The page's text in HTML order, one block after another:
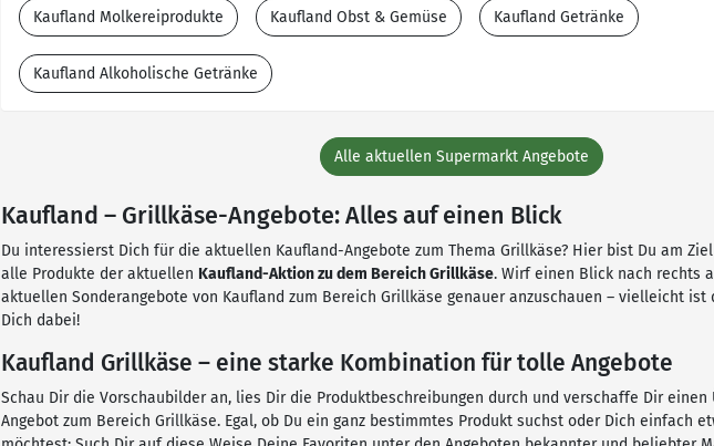
Kaufland Molkereiprodukte Kaufland Obst & Gemüse Kaufland Getränke
Kaufland Alkoholische Getränke
Alle aktuellen Supermarkt Angebote
Kaufland – Grillkäse-Angebote: Alles auf einen Blick
Du interessierst Dich für die aktuellen Kaufland-Angebote zum Thema Grillkäse? Hier bist Du am
alle Produkte der aktuellen Kaufland-Aktion zu dem Bereich Grillkäse. Wirf einen Blick nach rechts
aktuellen Sonderangebote von Kaufland zum Bereich Grillkäse genauer anzuschauen – vielleicht ist
Dich dabei!
Kaufland Grillkäse – eine starke Kombination für tolle Angebote
Schau Dir die Vorschaubilder an, lies Dir die Produktbeschreibungen durch und verschaffe Dir
Angebot zum Bereich Grillkäse. Egal, ob Du ein ganz bestimmtes Produkt suchst oder Dich einfach